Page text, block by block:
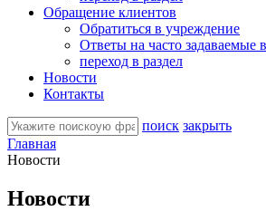
Обращение клиентов
Обратиться в учреждение
Ответы на часто задаваемые
переход в раздел
Новости
Контакты
поиск закрыть
Главная
Новости
Новости